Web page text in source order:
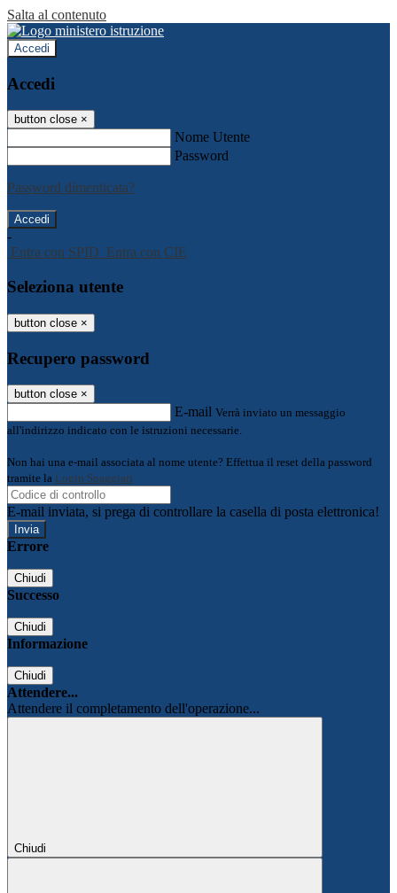
Salta al contenuto
Accedi
Accedi
button close ×
Nome Utente
Password
Password dimenticata?
-
Entra con SPID Entra con CIE
Seleziona utente
button close ×
Recupero password
button close ×
E-mail Verrà inviato un messaggio
all'indirizzo indicato con le istruzioni necessarie.
Non hai una e-mail associata al nome utente? Effettua il reset della password
tramite la Login Spaggiari
E-mail inviata, si prega di controllare la casella di posta elettronica!
Errore
Chiudi
Successo
Chiudi
Informazione
Chiudi
Attendere...
Attendere il completamento dell'operazione...
Chiudi